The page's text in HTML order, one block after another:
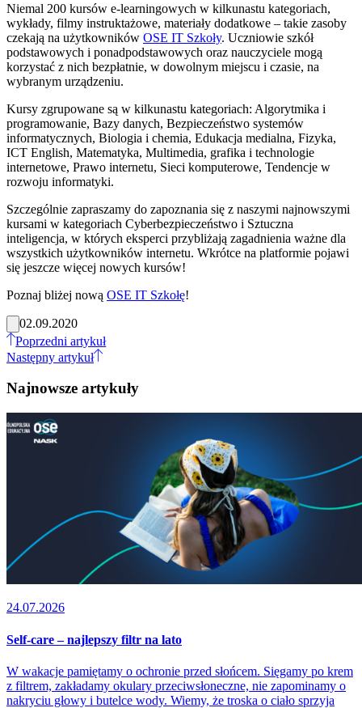
Niemal 200 kursów e-learningowych w kilkunastu kategoriach,
wykłady, filmy instruktażowe, materiały dodatkowe – takie zasoby
czekają na użytkowników OSE IT Szkoły. Uczniowie szkół
podstawowych i ponadpodstawowych oraz nauczyciele mogą
korzystać z nich bezpłatnie, w dowolnym miejscu i czasie, na
wybranym urządzeniu.
Kursy zgrupowane są w kilkunastu kategoriach: Algorytmika i
programowanie, Bazy danych, Bezpieczeństwo systemów
informatycznych, Biologia i chemia, Edukacja medialna, Fizyka,
ICT English, Matematyka, Multimedia, grafika i technologie
internetowe, Prawo internetu, Sieci komputerowe, Tendencje w
rozwoju informatyki.
Szczególnie zapraszamy do zapoznania się z naszymi najnowszymi
kursami w kategoriach Cyberbezpieczeństwo i Sztuczna
inteligencja, w których eksperci przybliżają zagadnienia ważne dla
wszystkich użytkowników internetu. Wkrótce na platformie pojawi
się jeszcze więcej nowych kursów!
Poznaj bliżej nową OSE IT Szkołę!
02.09.2020
Poprzedni artykuł
Następny artykuł
Najnowsze artykuły
24.07.2026
Self-care – najlepszy filtr na lato
W wakacje pamiętamy o ochronie przed słońcem. Sięgamy po krem
z filtrem, zakładamy okulary przeciwsłoneczne, nie zapominamy o
nakryciu głowy i butelce wody. Wiemy, że troska o ciało sprzyja